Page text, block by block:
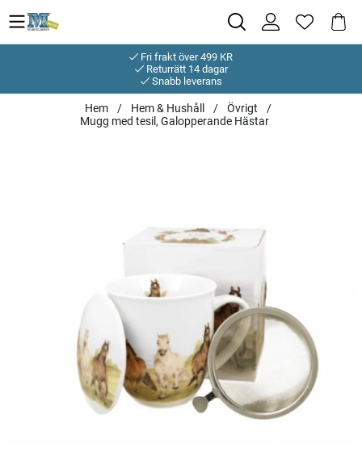
Fri frakt över 499 KR
Returrätt 14 dagar
Snabb leverans
Hem Hem & Hushåll
Övrigt
Mugg med tesil, Galopperande Hästar